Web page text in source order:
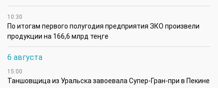
10:30
По итогам первого полугодия предприятия ЗКО произвели
продукции на 166,6 млрд теңге
6 августа
15:00
Таншовщица из Уральска завоевала Супер-Гран-при в Пекине